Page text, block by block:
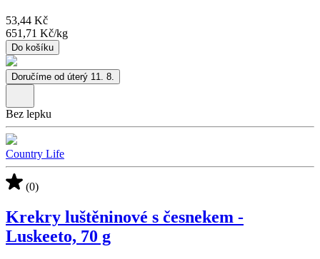
53,44 Kč
651,71 Kč/kg
Do košíku
Doručíme od úterý 11. 8.
Bez lepku
Country Life
(0)
Krekry luštěninové s česnekem -
Luskeeto, 70 g